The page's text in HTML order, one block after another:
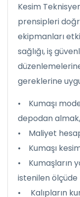
Kesim
prensipleri
ekipmanları
sağlığı, iş
gereklerine
• Kumaşı
depodan almak,
• Maliyet
• Kumaşı
• Kumaşların
istenilen ölçüde
• Kalıpların